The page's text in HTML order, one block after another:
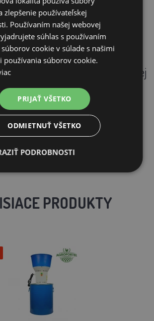
kladivkám a vysoko
sa šrotovníkNUOVO
Talianskeho výrobcu Novital
pomocníkom na Vašej
si ho ešte dnes a
chov tie najlepšie kŕmne
PRODUKTY
zlepšenie používateľskej
Používaním našej webovej
súhlas s používaním
cookie v súlade s našimi
používania súborov cookie.
PRIJAŤ VŠETKO
ODMIETNUŤ VŠETKO
PODROBNOSTI